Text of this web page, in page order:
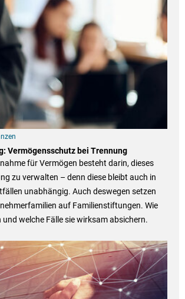
Vermögensschutz bei Trennung
für Vermögen besteht darin, dieses
zu verwalten – denn diese bleibt auch in
unabhängig. Auch deswegen setzen
auf Familienstiftungen. Wie
welche Fälle sie wirksam absichern.